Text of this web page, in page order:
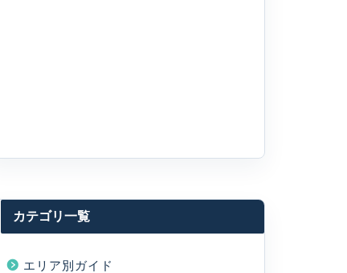
カテゴリ一覧
エリア別ガイド